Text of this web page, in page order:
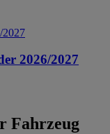
2026/2027
Fahrzeug